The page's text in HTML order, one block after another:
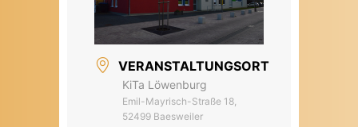
VERANSTALTUNGSORT
KiTa Löwenburg
Emil-Mayrisch-Straße 18,
52499 Baesweiler